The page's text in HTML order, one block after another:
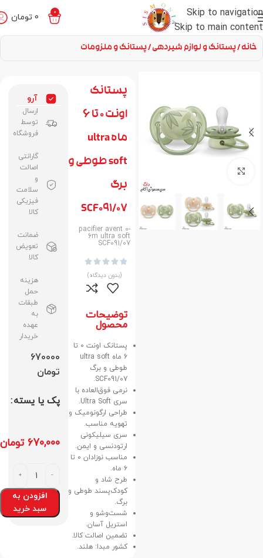
Skip to navigation
Skip to main content
0
0 تومان
خانه پستانک و لوازم شیردهی پستانک و ملزومات
پستانک
اونت 0 تا 6
ماه ultra
soft طوطی و
برگ
SCF091/07
pacifier avent 0-
6m ultra soft
SCF091/07





(بدون دیدگاه)
توضیحات
محصول
پستانک اونت 0 تا
6 ماه ultra soft
طوطی و برگ
SCF091/07.
نرمی فوق‌العاده با
سری Ultra Soft.
طراحی ارگونومیک و
تهویه مناسب.
سری سیلیکونی
ارتودنسی و ایمن.
مناسب نوزادان ۰ تا
۶ ماه.
طرح شاد و
کودک‌پسند طوطی و
برگ.
شست‌وشو و
استریل آسان.
تضمین اصالت کالا.
کشور مبدا: هلند.
آرو
ارسال
توسط
فروشگاه
گارانتی
اصالت
و
سلامت
فیزیکی
کالا
ضمانت
تعویض
کالا
هزینه
حمل
طبقات
به
عهده
خریدار
670000
تومان
پک یا یسته
670,000 تومان
افزودن به
سبد خرید